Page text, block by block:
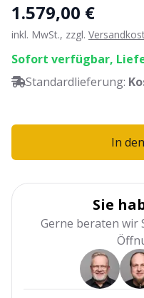
1.579,00 €
inkl. MwSt., zzgl.
Sofort verfügbar,
Standardlieferung:
In
Sie
Gerne beraten wir